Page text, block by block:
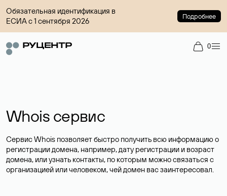
Обязательная идентификация в
ЕСИА с 1 сентября 2026
Подробнее
0
Whois сервис
Сервис Whois позволяет быстро получить всю информацию о
регистрации домена, например, дату регистрации и возраст
домена, или узнать контакты, по которым можно связаться с
организацией или человеком, чей домен вас заинтересовал.